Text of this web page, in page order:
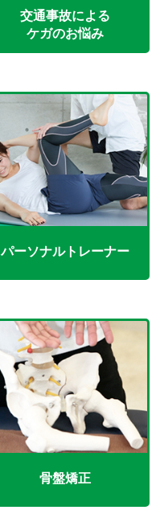
交通事故による
ケガのお悩み
パーソナルトレーナー
骨盤矯正